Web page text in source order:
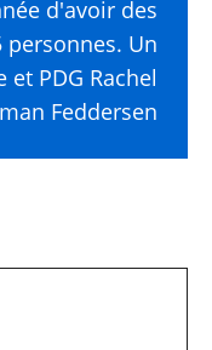
d'avoir des
personnes. Un
PDG Rachel
Feddersen